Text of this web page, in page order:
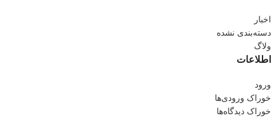
اخبار
دسته‌بندی نشده
ولاگ
اطلاعات
ورود
خوراک ورودی‌ها
خوراک دیدگاه‌ها